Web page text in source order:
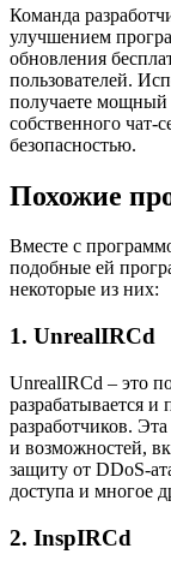
Команда
улучшением
обновления
пользователей.
получаете мощный
собственного чат-
безопасностью.
Похожие
Вместе с
подобные ей
некоторые из них:
1. UnrealIRCd
UnrealIRCd – это
разрабатывается
разработчиков.
и возможностей,
защиту от DDoS-
доступа и многое
2. InspIRCd